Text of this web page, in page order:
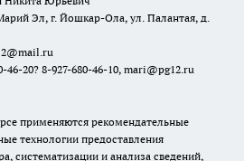
Эл, г. Йошкар-Ола, ул. Палантая, д.
20? 8-927-680-46-10, mari@pg12.ru
применяются рекомендательные
технологии предоставления
систематизации и анализа сведений,